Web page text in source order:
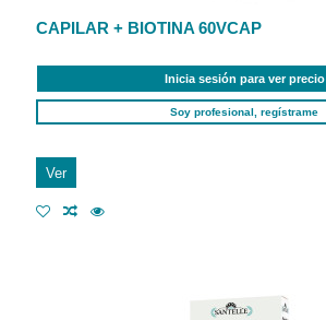
CAPILAR + BIOTINA 60VCAP
Inicia sesión para ver precio
Soy profesional, regístrame
Ver